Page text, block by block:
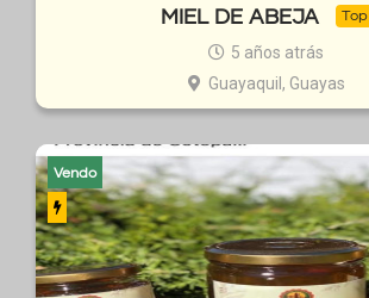
MIEL DE ABEJA Top
5 años atrás
Guayaquil, Guayas
Vendo